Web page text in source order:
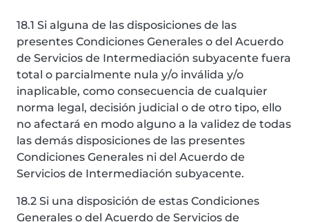
18.1 Si alguna de las disposiciones de las
presentes Condiciones Generales o del Acuerdo
de Servicios de Intermediación subyacente fuera
total o parcialmente nula y/o inválida y/o
inaplicable, como consecuencia de cualquier
norma legal, decisión judicial o de otro tipo, ello
no afectará en modo alguno a la validez de todas
las demás disposiciones de las presentes
Condiciones Generales ni del Acuerdo de
Servicios de Intermediación subyacente.
18.2 Si una disposición de estas Condiciones
Generales o del Acuerdo de Servicios de